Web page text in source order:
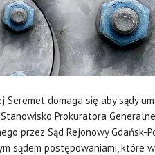
domaga się aby sądy
Prokuratora
przez Sąd Rejonowy Gdańsk-
sądem postępowaniami, które